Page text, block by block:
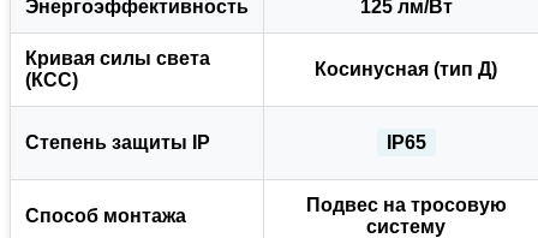
Энергоэффективность 125 лм/Вт
Кривая силы света
(КСС)
Косинусная (тип Д)
Степень защиты IP IP65
Способ монтажа
Подвес на тросовую
систему